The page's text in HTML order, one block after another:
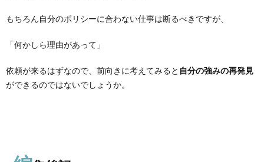
もちろん自分のポリシーに合わない仕事は断るべきですが、
「何かしら理由があって」
依頼が来るはずなので、前向きに考えてみると 自分の強みの再発見
ができるのではないでしょうか。